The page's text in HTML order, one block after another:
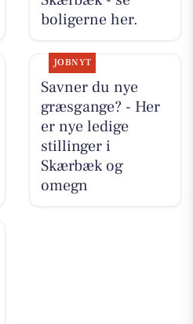
boligerne her.
JOBNYT
Savner du nye
græsgange? - Her
er nye ledige
stillinger i
Skærbæk og
omegn